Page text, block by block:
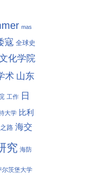
mas
寇 全球史
化学院
术 山东
工作 日
大学 比利
路 海交
究 海防
尔茨堡大学